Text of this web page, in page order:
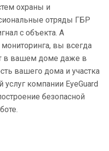
охраны и
отряды ГБР
с объекта. А
вы всегда
в вашем доме даже в
вашего дома и участка
компании EyeGuard
безопасной